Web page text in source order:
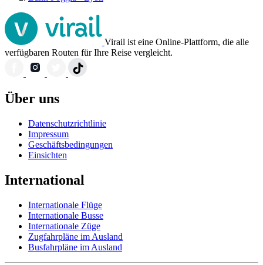
Virail ist eine Online-Plattform, die alle
verfügbaren Routen für Ihre Reise vergleicht.
Über uns
Datenschutzrichtlinie
Impressum
Geschäftsbedingungen
Einsichten
International
Internationale Flüge
Internationale Busse
Internationale Züge
Zugfahrpläne im Ausland
Busfahrpläne im Ausland